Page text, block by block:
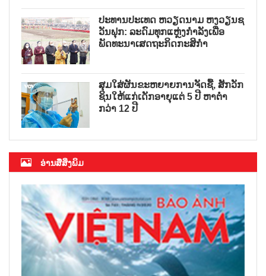
ປະທານປະເທດ ຫວຽດນາມ ຫງວຽນຊ
ວັນຟຸກ: ລະດົມທຸກແຫຼ່ງກຳລັງເພື່ອ
ພັດທະນາເສດຖະກິດກະສິກຳ
ສຸມໃສ່ຜັນຂະຫຍາຍການຈັດຊື້, ສັກວັກ
ຊິນໃຫ້ແກ່ເດັກອາຍຸແຕ່ 5 ປີ ຫາຕ່ຳ
ກວ່າ 12 ປີ
ອ່ານສື່ສິ່ງພິມ